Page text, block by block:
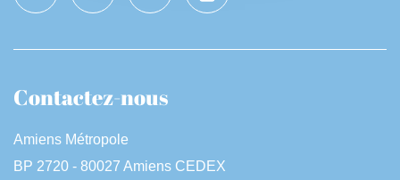
Contactez-nous
Amiens Métropole
BP 2720 - 80027 Amiens CEDEX